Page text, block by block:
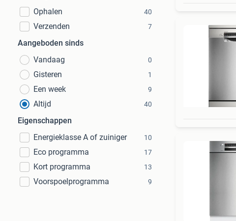
Ophalen
40
Verzenden 7
Aangeboden sinds
Vandaag
0
Gisteren 1
Een week 9
Altijd 40
Eigenschappen
Energieklasse A of zuiniger
10
Eco programma 17
Kort programma 13
Voorspoelprogramma 9